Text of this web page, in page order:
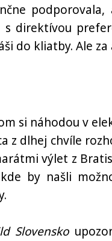
s direktívou
do kliatby. Ale za
si náhodou v
z dlhej chvíle
výlet z
by našli
Slovensko